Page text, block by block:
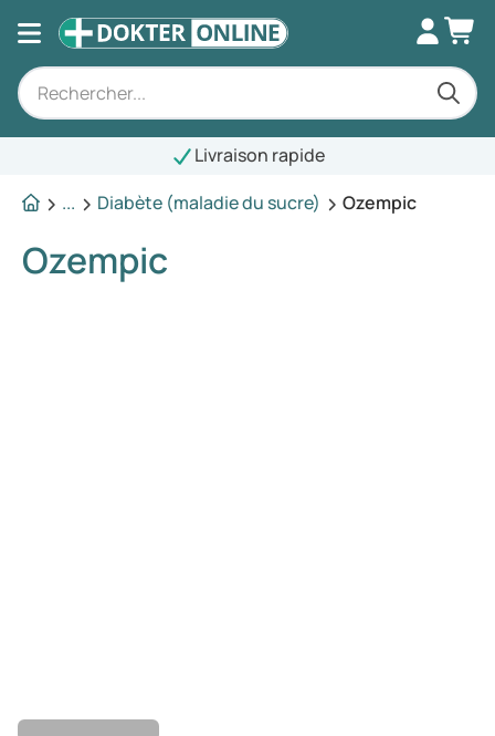
Livraison rapide
...
Diabète (maladie du sucre) Ozempic
Ozempic